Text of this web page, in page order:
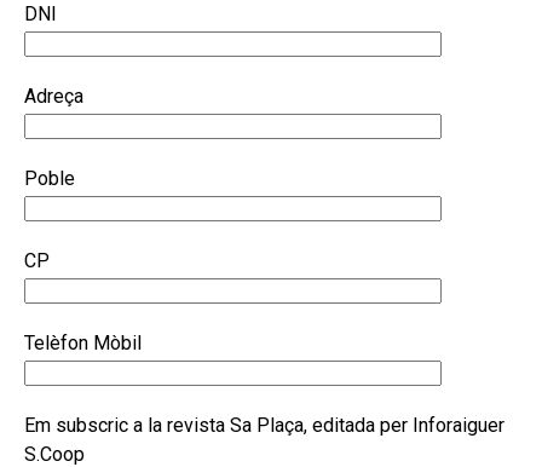
DNI
Adreça
Poble
CP
Telèfon Mòbil
Em subscric a la revista Sa Plaça, editada per Inforaiguer
S.Coop